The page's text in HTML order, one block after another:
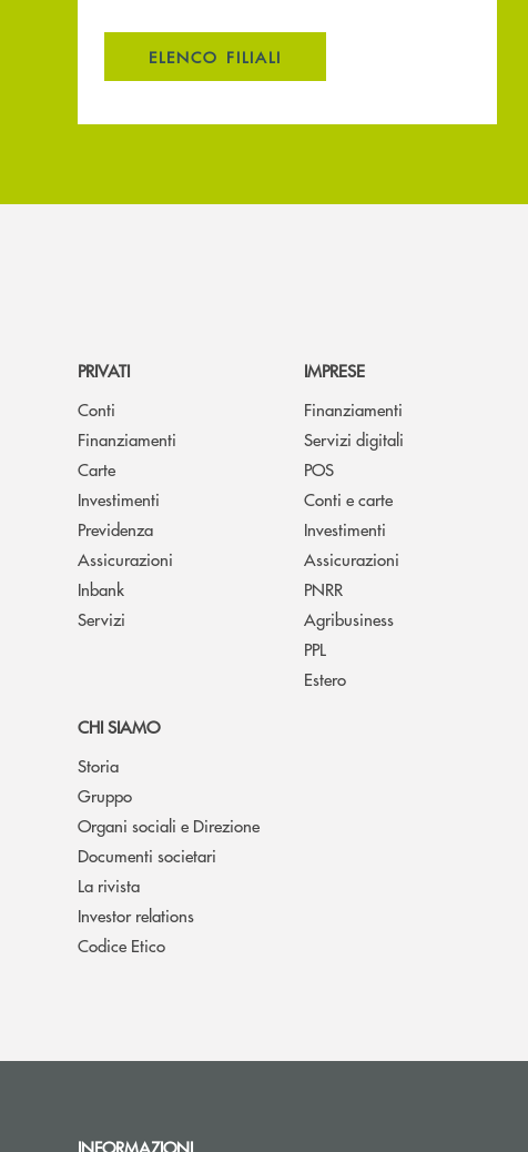
ELENCO FILIALI
PRIVATI
Conti
Finanziamenti
Carte
Investimenti
Previdenza
Assicurazioni
Inbank
Servizi
IMPRESE
Finanziamenti
Servizi digitali
POS
Conti e carte
Investimenti
Assicurazioni
PNRR
Agribusiness
PPL
Estero
CHI SIAMO
Storia
Gruppo
Organi sociali e Direzione
Documenti societari
La rivista
Investor relations
Codice Etico
INFORMAZIONI